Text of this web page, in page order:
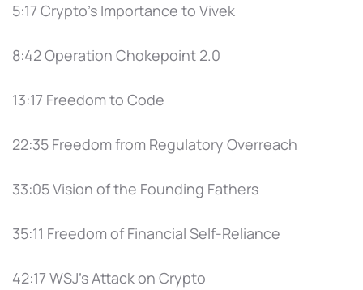
5:17 Crypto’s Importance to Vivek
8:42 Operation Chokepoint 2.0
13:17 Freedom to Code
22:35 Freedom from Regulatory Overreach
33:05 Vision of the Founding Fathers
35:11 Freedom of Financial Self-Reliance
42:17 WSJ’s Attack on Crypto